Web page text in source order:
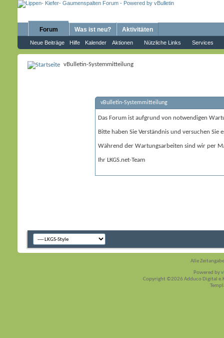
Forum
Neue Beiträge Hilfe Kalender Aktionen Nützliche Links Services
Was ist neu? Aktivitäten
vBulletin-Systemmitteilung
vBulletin-Systemmitteilung
Das Forum ist aufgrund von notwendigen
Bitte haben Sie Verständnis und versuchen Sie
Während der Wartungsarbeiten sind wir per
Ihr LKGS.net-Team
Alle
Powered by
Copyright ©2026 Adduco Digital